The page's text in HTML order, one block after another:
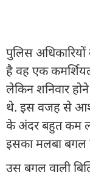
पुलिस अधिकारियों
है वह एक
लेकिन शनिवार
थे. इस वजह से
के अंदर बहुत कम
इसका मलबा बगल
उस बगल वाली